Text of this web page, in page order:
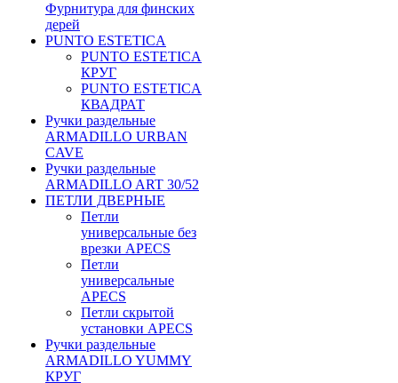
Фурнитура для финских
дерей
PUNTO ESTETICA
PUNTO ESTETICA
КРУГ
PUNTO ESTETICA
КВАДРАТ
Ручки раздельные
ARMADILLO URBAN
CAVE
Ручки раздельные
ARMADILLO ART 30/52
ПЕТЛИ ДВЕРНЫЕ
Петли
универсальные без
врезки APECS
Петли
универсальные
APECS
Петли скрытой
установки APECS
Ручки раздельные
ARMADILLO YUMMY
КРУГ